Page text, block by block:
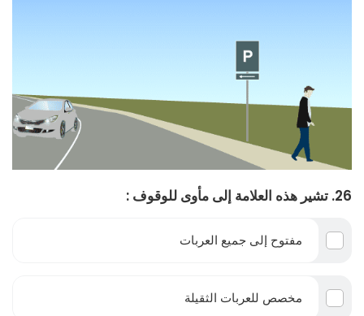
26. تشير هذه العلامة إلى مأوى للوقوف :
مفتوح إلى جميع العربات
مخصص للعربات الثقيلة